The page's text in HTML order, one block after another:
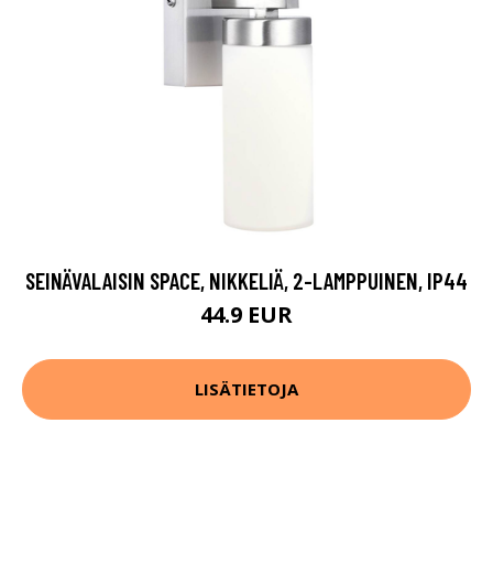
SEINÄVALAISIN SPACE, NIKKELIÄ, 2-LAMPPUINEN, IP44
44.9 EUR
LISÄTIETOJA